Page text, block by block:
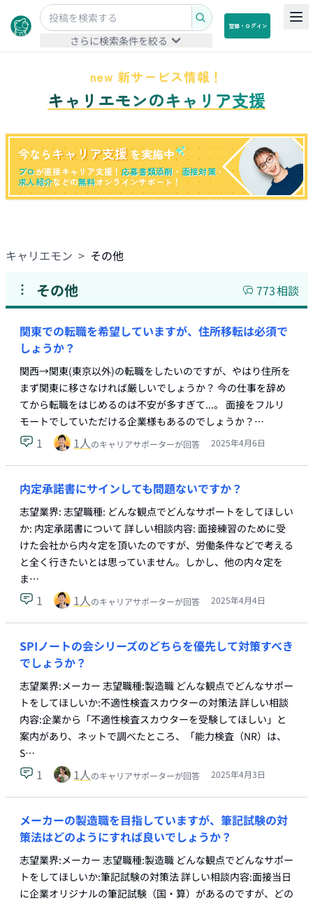
さらに検索条件を絞る
登録・ログイン
new 新サービス情報！
キャリエモンのキャリア支援
今なら キャリア支援 を実施中
プロが直接キャリア支援！応募書類添削 ・ 面接対策・
求人紹介などの無料オンラインサポート！
キャリエモン > その他
その他 773相談
関東での転職を希望していますが、住所移転は必須で
しょうか？
関西→関東(東京以外)の転職をしたいのですが、やはり住所を
まず関東に移さなければ厳しいでしょうか？ 今の仕事を辞め
てから転職をはじめるのは不安が多すぎて...。 面接をフルリ
モートでしていただける企業様もあるのでしょうか？…
1 1人のキャリアサポーターが回答 2025年4月6日
内定承諾書にサインしても問題ないですか？
志望業界: 志望職種: どんな観点でどんなサポートをしてほしい
か: 内定承諾書について 詳しい相談内容: 面接練習のために受
けた会社から内々定を頂いたのですが、労働条件などで考える
と全く行きたいとは思っていません。しかし、他の内々定を
ま…
1 1人のキャリアサポーターが回答 2025年4月4日
SPIノートの会シリーズのどちらを優先して対策すべき
でしょうか？
志望業界:メーカー 志望職種:製造職 どんな観点でどんなサポー
トをしてほしいか:不適性検査スカウターの対策法 詳しい相談
内容:企業から「不適性検査スカウターを受験してほしい」と
案内があり、ネットで調べたところ、「能力検査（NR）は、
S…
1 1人のキャリアサポーターが回答 2025年4月3日
メーカーの製造職を目指していますが、筆記試験の対
策法はどのようにすれば良いでしょうか？
志望業界:メーカー 志望職種:製造職 どんな観点でどんなサポー
トをしてほしいか:筆記試験の対策法 詳しい相談内容:面接当日
に企業オリジナルの筆記試験（国・算）があるのですが、どの